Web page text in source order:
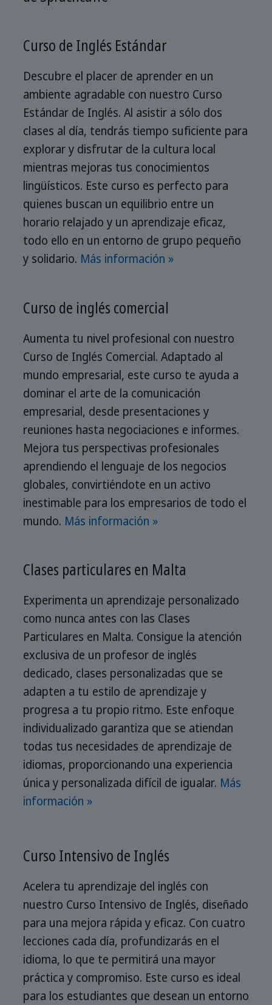
Curso de Inglés Estándar
Descubre el placer de aprender en un
ambiente agradable con nuestro Curso
Estándar de Inglés. Al asistir a sólo dos
clases al día, tendrás tiempo suficiente para
explorar y disfrutar de la cultura local
mientras mejoras tus conocimientos
lingüísticos. Este curso es perfecto para
quienes buscan un equilibrio entre un
horario relajado y un aprendizaje eficaz,
todo ello en un entorno de grupo pequeño
y solidario. Más información »
Curso de inglés comercial
Aumenta tu nivel profesional con nuestro
Curso de Inglés Comercial. Adaptado al
mundo empresarial, este curso te ayuda a
dominar el arte de la comunicación
empresarial, desde presentaciones y
reuniones hasta negociaciones e informes.
Mejora tus perspectivas profesionales
aprendiendo el lenguaje de los negocios
globales, convirtiéndote en un activo
inestimable para los empresarios de todo el
mundo. Más información »
Clases particulares en Malta
Experimenta un aprendizaje personalizado
como nunca antes con las Clases
Particulares en Malta. Consigue la atención
exclusiva de un profesor de inglés
dedicado, clases personalizadas que se
adapten a tu estilo de aprendizaje y
progresa a tu propio ritmo. Este enfoque
individualizado garantiza que se atiendan
todas tus necesidades de aprendizaje de
idiomas, proporcionando una experiencia
única y personalizada difícil de igualar. Más
información »
Curso Intensivo de Inglés
Acelera tu aprendizaje del inglés con
nuestro Curso Intensivo de Inglés, diseñado
para una mejora rápida y eficaz. Con cuatro
lecciones cada día, profundizarás en el
idioma, lo que te permitirá una mayor
práctica y compromiso. Este curso es ideal
para los estudiantes que desean un entorno